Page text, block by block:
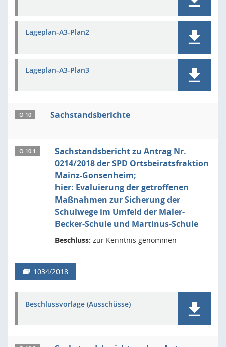
Lageplan-A3-Plan2
Lageplan-A3-Plan3
Ö 10 Sachstandsberichte
Ö 10.1
Sachstandsbericht zu Antrag Nr.
0214/2018 der SPD Ortsbeiratsfraktion
Mainz-Gonsenheim;
hier: Evaluierung der getroffenen
Maßnahmen zur Sicherung der
Schulwege im Umfeld der Maler-
Becker-Schule und Martinus-Schule
Beschluss: zur Kenntnis genommen
1034/2018
Beschlussvorlage (Ausschüsse)